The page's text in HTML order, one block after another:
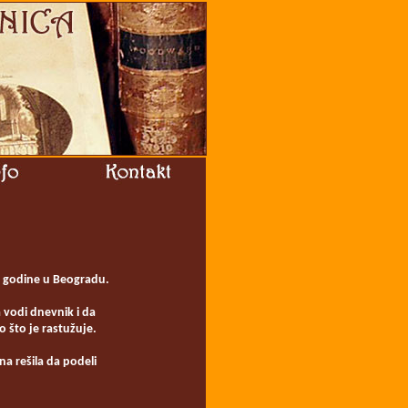
u Beogradu.
vodi dnevnik i da
što je rastužuje.
rešila da podeli